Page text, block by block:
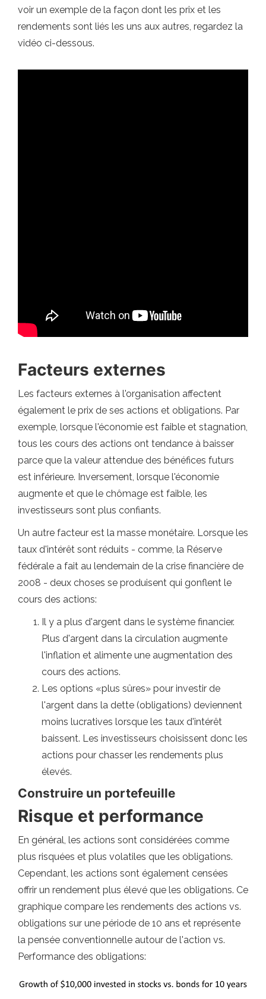
voir un exemple de la façon dont les prix et les
rendements sont liés les uns aux autres, regardez la
vidéo ci-dessous.
Facteurs externes
Les facteurs externes à l'organisation affectent
également le prix de ses actions et obligations. Par
exemple, lorsque l'économie est faible et stagnation,
tous les cours des actions ont tendance à baisser
parce que la valeur attendue des bénéfices futurs
est inférieure. Inversement, lorsque l'économie
augmente et que le chômage est faible, les
investisseurs sont plus confiants.
Un autre facteur est la masse monétaire. Lorsque les
taux d'intérêt sont réduits - comme, la Réserve
fédérale a fait au lendemain de la crise financière de
2008 - deux choses se produisent qui gonflent le
cours des actions:
Il y a plus d'argent dans le système financier.
Plus d'argent dans la circulation augmente
l'inflation et alimente une augmentation des
cours des actions.
Les options «plus sûres» pour investir de
l'argent dans la dette (obligations) deviennent
moins lucratives lorsque les taux d'intérêt
baissent. Les investisseurs choisissent donc les
actions pour chasser les rendements plus
élevés.
Construire un portefeuille
Risque et performance
En général, les actions sont considérées comme
plus risquées et plus volatiles que les obligations.
Cependant, les actions sont également censées
offrir un rendement plus élevé que les obligations. Ce
graphique compare les rendements des actions vs.
obligations sur une période de 10 ans et représente
la pensée conventionnelle autour de l'action vs.
Performance des obligations: